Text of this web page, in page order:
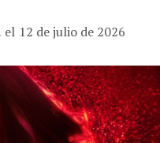
el 12 de julio de 2026